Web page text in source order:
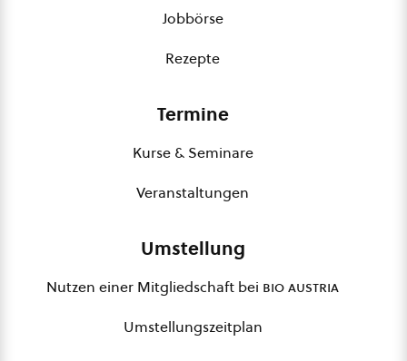
Jobbörse
Rezepte
Termine
Kurse & Seminare
Veranstaltungen
Umstellung
Nutzen einer Mitgliedschaft bei bio austria
Umstellungszeitplan